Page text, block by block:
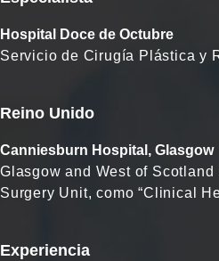
Hospital Doce de Octubre
Servicio de Cirugía Plástica y
Reino Unido
Canniesburn Hospital, Glasgow
Glasgow and West of
Surgery Unit, como “Clinical
Experiencia